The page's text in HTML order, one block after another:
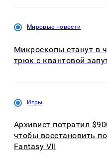
Мировые новости
Микроскопы станут в
трюк с квантовой
Игры
Архивист потратил
чтобы восстановить
Fantasy VII